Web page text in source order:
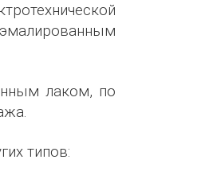
лаком, по
типов: